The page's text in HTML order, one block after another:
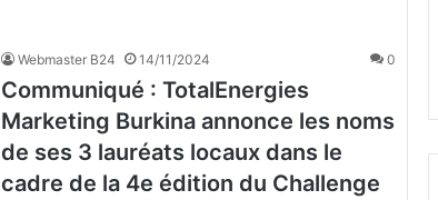
Webmaster B24 14/11/2024 0
Communiqué : TotalEnergies
Marketing Burkina annonce les noms
de ses 3 lauréats locaux dans le
cadre de la 4e édition du Challenge